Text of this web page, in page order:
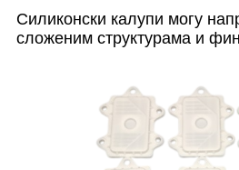
Силиконски калупи могу
сложеним структурама и